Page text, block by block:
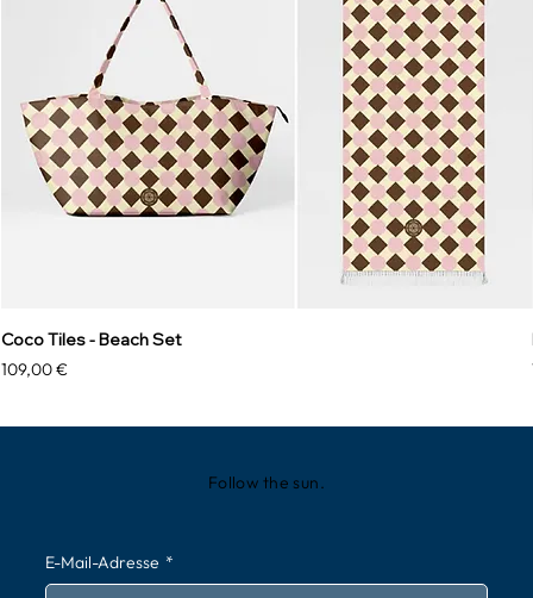
Coco Tiles - Beach Set
Preis
109,00 €
Follow the sun.
E-Mail-Adresse *